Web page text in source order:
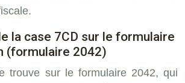
la case 7CD sur le formulaire
(formulaire 2042)
trouve sur le formulaire 2042, qui